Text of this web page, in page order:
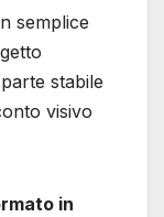
semplice
stabile
visivo
in